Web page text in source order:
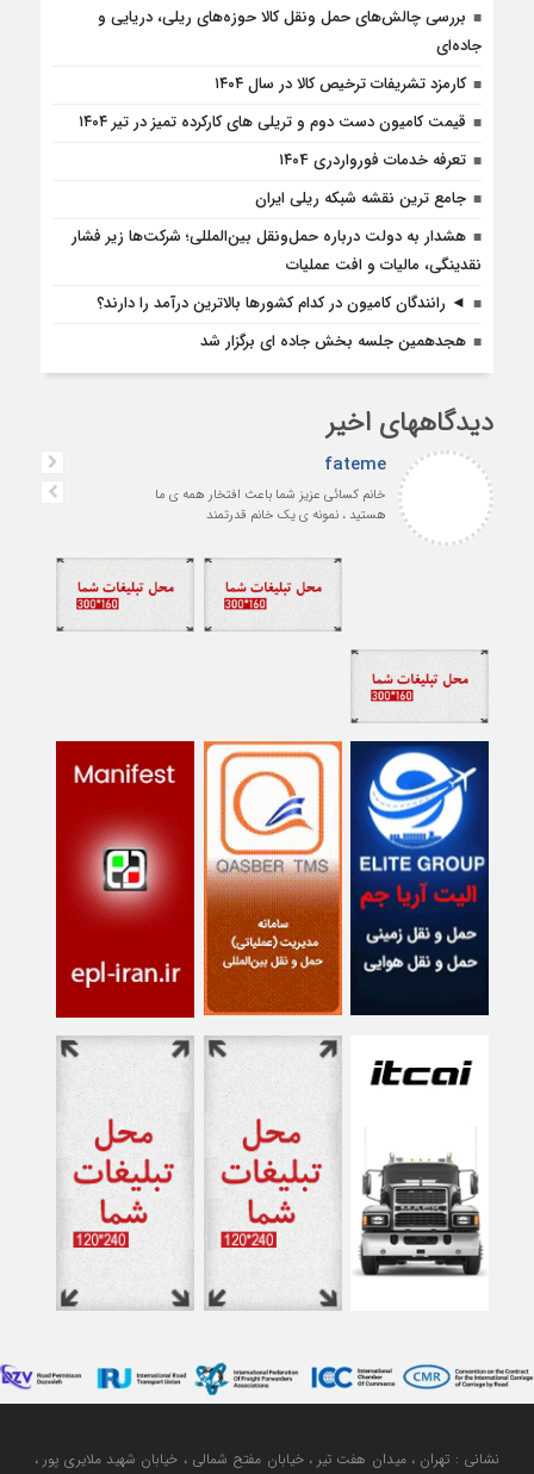
بررسی چالش‌های حمل ونقل کالا حوزه‌های ریلی، دریایی و
جاده‌ای
کارمزد تشریفات ترخیص کالا در سال ۱۴۰۴
قیمت کامیون دست دوم و تریلی‌ های کارکرده تمیز در تیر ۱۴۰۴
تعرفه خدمات فورواردری ۱۴۰4
جامع ترین نقشه شبکه ریلی ایران
هشدار به دولت درباره حمل‌ونقل بین‌المللی؛ شرکت‌ها زیر فشار
نقدینگی، مالیات و افت عملیات
◄ رانندگان کامیون در کدام کشورها بالاترین درآمد را دارند؟
هجدهمین جلسه بخش جاده ای برگزار شد
دیدگاههای اخیر
fateme
خانم کسائی عزیز شما باعث افتخار همه ی ما
هستید ، نمونه ی یک خانم قدرتمند
نشانی : تهران ، میدان هفت تیر ، خیابان مفتح شمالی ، خیابان شهید ملایری پور ،